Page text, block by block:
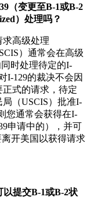
（变更至B-1或B-2
）处理吗？
求高级处理
）通常会在高级
同时处理待定的I-
I-129的裁决不会因
式的请求，待定
（USCIS）批准I-
您通常会获得在I-
申请中的），并可
开美国以获得请求
提交B-1或B-2状